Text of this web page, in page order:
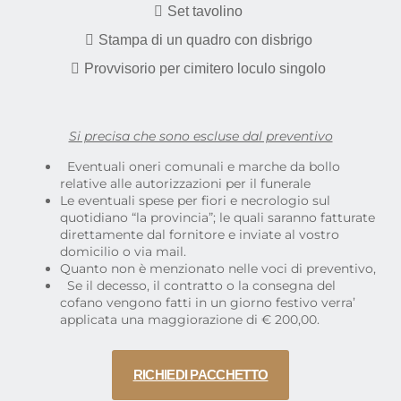
Set tavolino
Stampa di un quadro con disbrigo
Provvisorio per cimitero loculo singolo
Si precisa che sono escluse dal preventivo
Eventuali oneri comunali e marche da bollo
relative alle autorizzazioni per il funerale
Le eventuali spese per fiori e necrologio sul
quotidiano “la provincia”; le quali saranno fatturate
direttamente dal fornitore e inviate al vostro
domicilio o via mail.
Quanto non è menzionato nelle voci di preventivo,
Se il decesso, il contratto o la consegna del
cofano vengono fatti in un giorno festivo verra’
applicata una maggiorazione di € 200,00.
RICHIEDI PACCHETTO